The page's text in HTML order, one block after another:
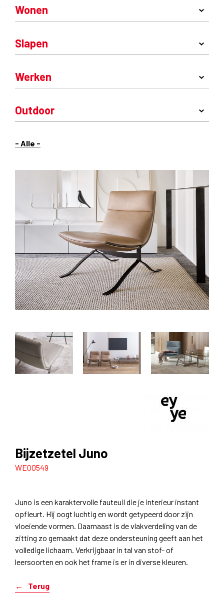
- Alle -
Wonen
Slapen
Werken
Outdoor
Bijzetzetel Juno
WE00549
Juno is een karaktervolle fauteuil die je interieur instant
opfleurt. Hij oogt luchtig en wordt getypeerd door zijn
vloeiende vormen. Daarnaast is de vlakverdeling van de
zitting zo gemaakt dat deze ondersteuning geeft aan het
volledige lichaam. Verkrijgbaar in tal van stof- of
leersoorten en ook het frame is er in diverse kleuren.
Terug